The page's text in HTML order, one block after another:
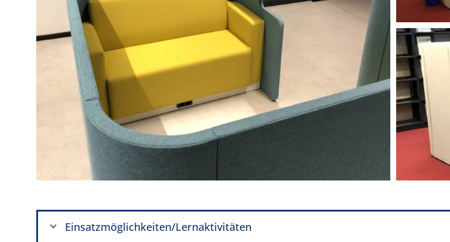
Einsatzmöglichkeiten/Lernaktivitäten